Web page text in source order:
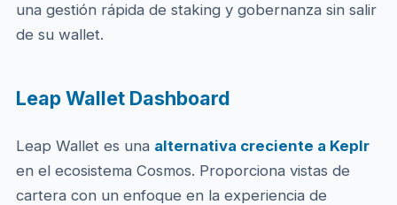
una gestión rápida de staking y gobernanza sin salir
de su wallet.
Leap Wallet Dashboard
Leap Wallet es una alternativa creciente a Keplr
en el ecosistema Cosmos. Proporciona vistas de
cartera con un enfoque en la experiencia de